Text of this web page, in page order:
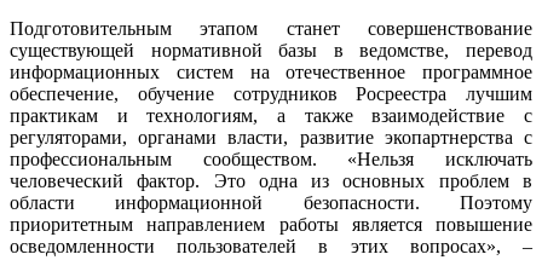
Подготовительным этапом станет совершенствование
существующей нормативной базы в ведомстве, перевод
информационных систем на отечественное программное
обеспечение, обучение сотрудников Росреестра лучшим
практикам и технологиям, а также взаимодействие с
регуляторами, органами власти, развитие экопартнерства с
профессиональным сообществом. «Нельзя исключать
человеческий фактор. Это одна из основных проблем в
области информационной безопасности. Поэтому
приоритетным направлением работы является повышение
осведомленности пользователей в этих вопросах», –